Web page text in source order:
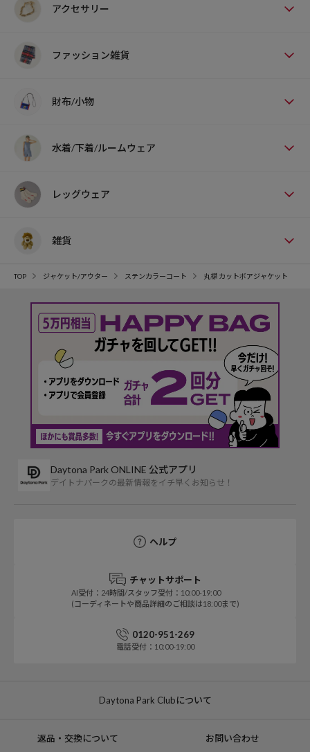
アクセサリー
ファッション雑貨
財布/小物
水着/下着/ルームウェア
レッグウェア
雑貨
TOP ジャケット/アウター ステンカラーコート 丸襟 カットボアジャケット
Daytona Park ONLINE 公式アプリ
デイトナパークの最新情報をイチ早くお知らせ！
ヘルプ
チャットサポート
AI受付：24時間/スタッフ受付：10:00-19:00
(コーディネートや商品詳細のご相談は18:00まで)
0120-951-269
電話受付：10:00-19:00
Daytona Park Clubについて
返品・交換について お問い合わせ